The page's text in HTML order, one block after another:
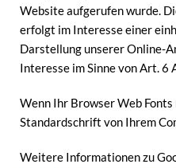
Website aufgerufen wurde.
erfolgt im Interesse einer
Darstellung unserer Online-
Interesse im Sinne von Art. 6
Wenn Ihr Browser Web
Standardschrift von Ihrem
Weitere Informationen zu